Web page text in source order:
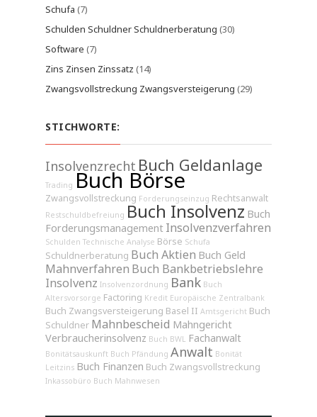
Schufa (7)
Schulden Schuldner Schuldnerberatung (30)
Software (7)
Zins Zinsen Zinssatz (14)
Zwangsvollstreckung Zwangsversteigerung (29)
STICHWORTE:
Insolvenzrecht Buch Geldanlage
Trading Buch Börse
Zwangsvollstreckung Forderungseinzug Rechtsanwalt
Restschuldbefreiung Buch Insolvenz Buch
Forderungsmanagement Insolvenzverfahren
Schulden Technische Analyse Börse Schufa
Schuldnerberatung Buch Aktien Buch Geld
Mahnverfahren Buch Bankbetriebslehre
Insolvenz Insolvenzordnung Bank Buch
Altersvorsorge Factoring Kredit Europäische Zentralbank
Buch Zwangsversteigerung Basel II Amtsgericht Buch
Schuldner Mahnbescheid Mahngericht
Verbraucherinsolvenz Buch BWL Fachanwalt
Bonitätsauskunft Buch Pfändung Anwalt Bonität
Leitzins Buch Finanzen Buch Zwangsvollstreckung
Inkassobüro Buch Mahnwesen